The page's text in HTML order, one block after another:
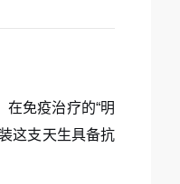
在免疫治疗的“明
这支天生具备抗